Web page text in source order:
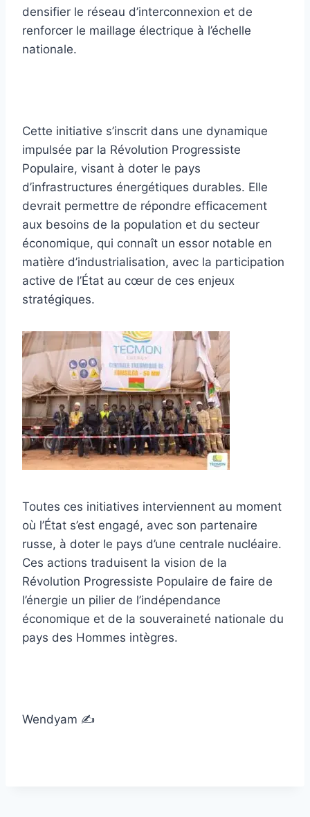
densifier le réseau d’interconnexion et de
renforcer le maillage électrique à l’échelle
nationale.
Cette initiative s’inscrit dans une dynamique
impulsée par la Révolution Progressiste
Populaire, visant à doter le pays
d’infrastructures énergétiques durables. Elle
devrait permettre de répondre efficacement
aux besoins de la population et du secteur
économique, qui connaît un essor notable en
matière d’industrialisation, avec la participation
active de l’État au cœur de ces enjeux
stratégiques.
Toutes ces initiatives interviennent au moment
où l’État s’est engagé, avec son partenaire
russe, à doter le pays d’une centrale nucléaire.
Ces actions traduisent la vision de la
Révolution Progressiste Populaire de faire de
l’énergie un pilier de l’indépendance
économique et de la souveraineté nationale du
pays des Hommes intègres.
Wendyam ✍️